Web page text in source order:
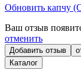
Обновить капчу
Ваш отзыв
отменить
Каталог